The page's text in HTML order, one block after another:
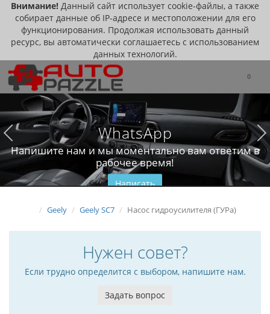
Внимание! Данный сайт использует cookie-файлы, а также
собирает данные об IP-адресе и местоположении для его
функционирования. Продолжая использовать данный
ресурс, вы автоматически соглашаетесь с использованием
данных технологий.
0
WhatsApp
Напишите нам и мы моментально вам ответим в
рабочее время!
Написать
Geely Geely SC7 Насос гидроусилителя (ГУРа)
Нужен совет?
Если трудно определится с выбором, напишите нам.
Задать вопрос